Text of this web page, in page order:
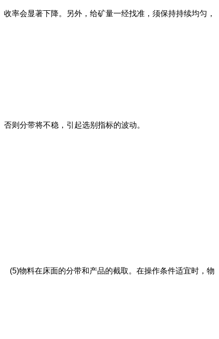
收率会显著下降。另外，给矿量一经找准，须保持持续均匀，
否则分带将不稳，引起选别指标的波动。
(5)物料在床面的分带和产品的截取。在操作条件适宜时，物